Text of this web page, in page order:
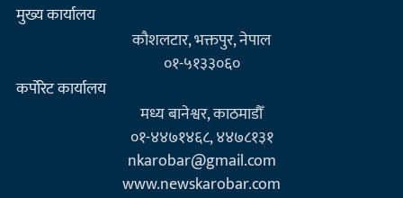
मुख्य कार्यालय
कौशलटार, भक्तपुर, नेपाल
०१-५१३३०६०
कर्पाेरेट कार्यालय
मध्य बानेश्वर, काठमाडौँ
०१-४४७१४६८, ४४७८१३१
nkarobar@gmail.com
www.newskarobar.com